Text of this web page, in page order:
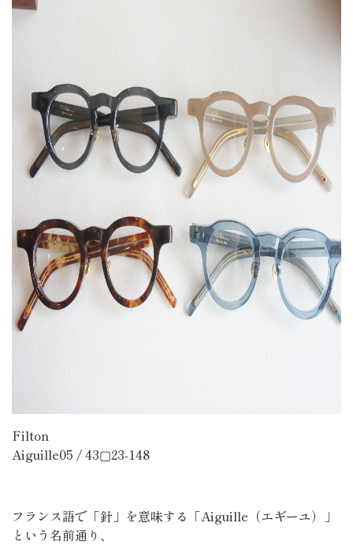
Filton
Aiguille05 / 43▢23-148
フランス語で「針」を意味する「Aiguille（エギーユ）」
という名前通り、